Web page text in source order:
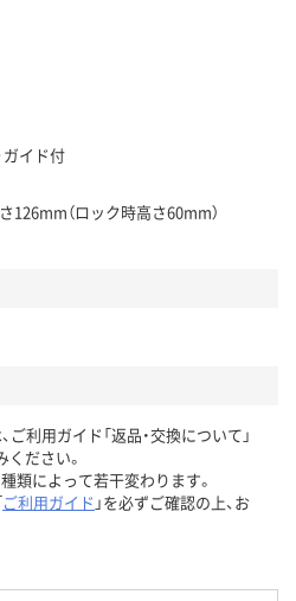
ガイド付
（ロック時高さ60mm）
ご利用ガイド「返品・交換について」
ださい。
類によって若干変わります。
ご利用ガイド 」を必ずご確認の上、お